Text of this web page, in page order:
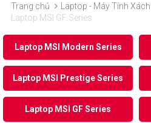
Trang chủ Laptop - Máy Tính
Laptop MSI GF Series
Laptop MSI Modern Series
Laptop MSI Prestige Series
Laptop MSI GF Series